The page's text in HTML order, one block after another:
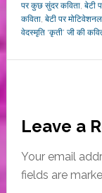
पर कुछ सुंदर कविता, बेटी
कविता, बेटी पर
वेदस्मृति ‘कृती’ जी की
Reader
Leave a
Your email
fields are